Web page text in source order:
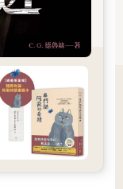
個網路論壇上的貼
像是缺點、討厭的
有頭和四肢，夠牢
話時，要提到想去
感到自卑，就把人
真是有夠醜的。